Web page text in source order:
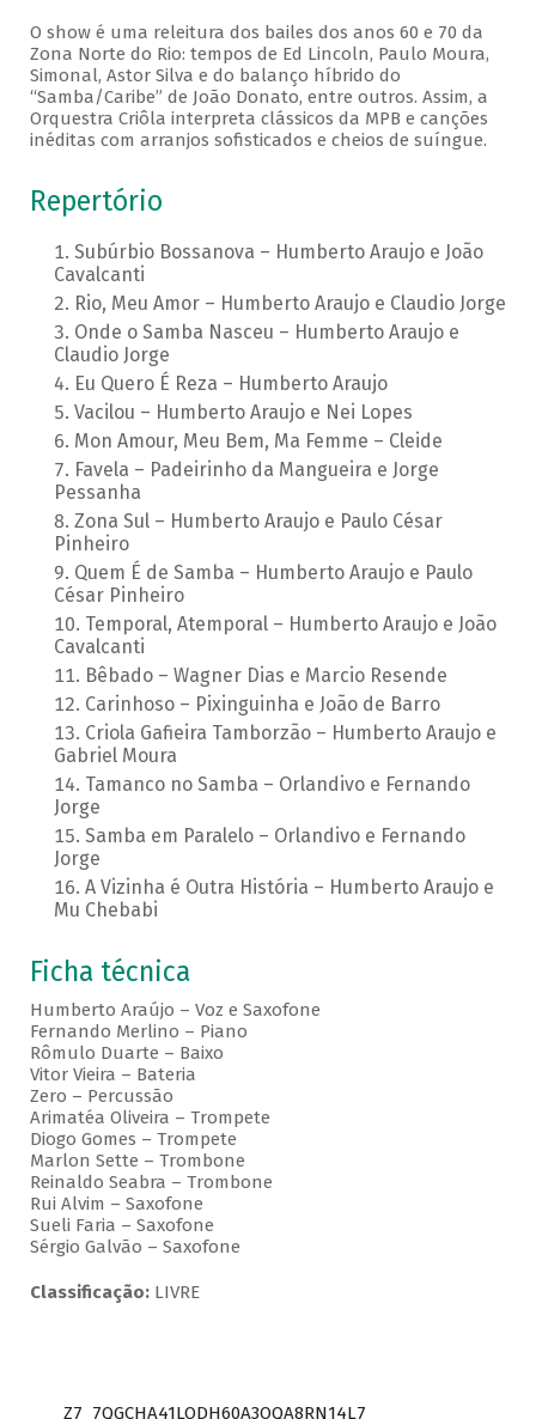
O show é uma releitura dos bailes dos anos 60 e 70 da
Zona Norte do Rio: tempos de Ed Lincoln, Paulo Moura,
Simonal, Astor Silva e do balanço híbrido do
“Samba/Caribe” de João Donato, entre outros. Assim, a
Orquestra Criôla interpreta clássicos da MPB e canções
inéditas com arranjos sofisticados e cheios de suíngue.
Repertório
Subúrbio Bossanova – Humberto Araujo e João
Cavalcanti
Rio, Meu Amor – Humberto Araujo e Claudio Jorge
Onde o Samba Nasceu – Humberto Araujo e
Claudio Jorge
Eu Quero É Reza – Humberto Araujo
Vacilou – Humberto Araujo e Nei Lopes
Mon Amour, Meu Bem, Ma Femme – Cleide
Favela – Padeirinho da Mangueira e Jorge
Pessanha
Zona Sul – Humberto Araujo e Paulo César
Pinheiro
Quem É de Samba – Humberto Araujo e Paulo
César Pinheiro
Temporal, Atemporal – Humberto Araujo e João
Cavalcanti
Bêbado – Wagner Dias e Marcio Resende
Carinhoso – Pixinguinha e João de Barro
Criola Gafieira Tamborzão – Humberto Araujo e
Gabriel Moura
Tamanco no Samba – Orlandivo e Fernando
Jorge
Samba em Paralelo – Orlandivo e Fernando
Jorge
A Vizinha é Outra História – Humberto Araujo e
Mu Chebabi
Ficha técnica
Humberto Araújo – Voz e Saxofone
Fernando Merlino – Piano
Rômulo Duarte – Baixo
Vitor Vieira – Bateria
Zero – Percussão
Arimatéa Oliveira – Trompete
Diogo Gomes – Trompete
Marlon Sette – Trombone
Reinaldo Seabra – Trombone
Rui Alvim – Saxofone
Sueli Faria – Saxofone
Sérgio Galvão – Saxofone
Classificação:LIVRE
Z7_7QGCHA41LODH60A3OQA8RN14L7